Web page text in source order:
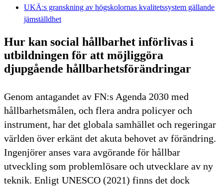
UKÄ:s granskning av högskolornas kvalitetssystem gällande
jämställdhet
Hur kan social hållbarhet införlivas i
utbildningen för att möjliggöra
djupgående hållbarhetsförändringar
Genom antagandet av FN:s Agenda 2030 med
hållbarhetsmålen, och flera andra policyer och
instrument, har det globala samhället och regeringar
världen över erkänt det akuta behovet av förändring.
Ingenjörer anses vara avgörande för hållbar
utveckling som problemlösare och utvecklare av ny
teknik. Enligt UNESCO (2021) finns det dock